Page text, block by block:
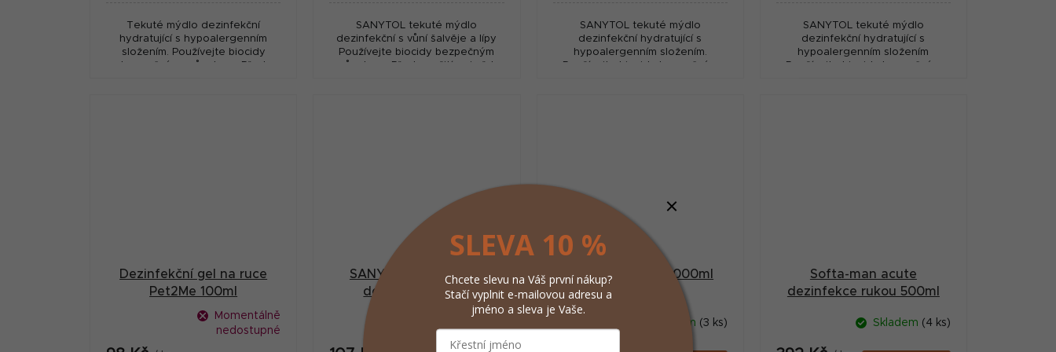
Tekuté mýdlo dezinfekční
hydratující s hypoalergenním
složením. Používejte biocidy
bezpečným způsobem. Před
SANYTOL tekuté mýdlo
dezinfekční s vůní šalvěje a lípy
Používejte biocidy bezpečným
způsobem. Před použitím si vždy
SANYTOL tekuté mýdlo
dezinfekční hydratující s
hypoalergenním složením.
Používejte biocidy bezpečným
SANYTOL tekuté mýdlo
dezinfekční hydratující s
hypoalergenním složením
Používejte biocidy bezpečným
Dezinfekční gel na ruce
Pet2Me 100ml
Momentálně
nedostupné
SANYTOL gel na ruce
dezinfekční 75ml
Manusept basic 1000ml
Skladem (3 ks)
Softa-man acute
dezinfekce rukou 500ml
Skladem (4 ks)
SLEVA 10 %
Chcete slevu na Váš první nákup?
Stačí vyplnit e-mailovou adresu a
jméno a sleva je Vaše.